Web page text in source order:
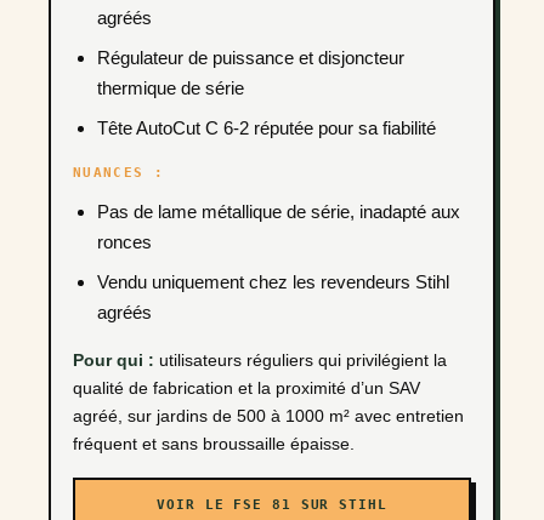
agréés
Régulateur de puissance et disjoncteur
thermique de série
Tête AutoCut C 6-2 réputée pour sa fiabilité
NUANCES :
Pas de lame métallique de série, inadapté aux
ronces
Vendu uniquement chez les revendeurs Stihl
agréés
Pour qui : utilisateurs réguliers qui privilégient la
qualité de fabrication et la proximité d’un SAV
agréé, sur jardins de 500 à 1000 m² avec entretien
fréquent et sans broussaille épaisse.
VOIR LE FSE 81 SUR STIHL